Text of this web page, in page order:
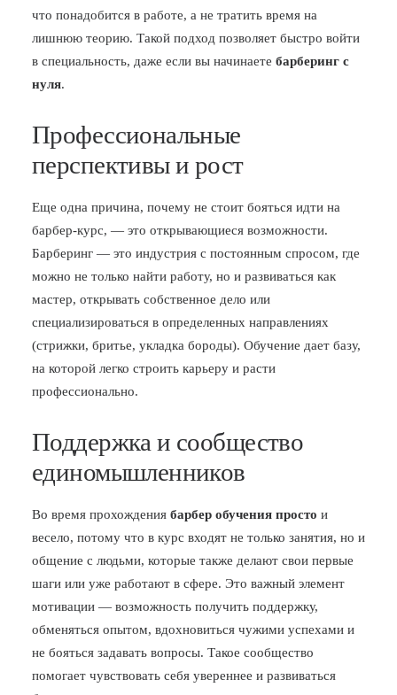
что понадобится в работе, а не тратить время на
лишнюю теорию. Такой подход позволяет быстро войти
в специальность, даже если вы начинаете барберинг с
нуля.
Профессиональные
перспективы и рост
Еще одна причина, почему не стоит бояться идти на
барбер-курс, — это открывающиеся возможности.
Барберинг — это индустрия с постоянным спросом, где
можно не только найти работу, но и развиваться как
мастер, открывать собственное дело или
специализироваться в определенных направлениях
(стрижки, бритье, укладка бороды). Обучение дает базу,
на которой легко строить карьеру и расти
профессионально.
Поддержка и сообщество
единомышленников
Во время прохождения барбер обучения просто и
весело, потому что в курс входят не только занятия, но и
общение с людьми, которые также делают свои первые
шаги или уже работают в сфере. Это важный элемент
мотивации — возможность получить поддержку,
обменяться опытом, вдохновиться чужими успехами и
не бояться задавать вопросы. Такое сообщество
помогает чувствовать себя увереннее и развиваться